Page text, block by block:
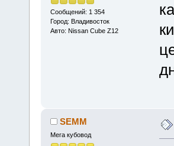
Сообщений: 1 354
Город: Владивосток
Авто: Nissan Cube Z12
SEMM
Мега кубовод